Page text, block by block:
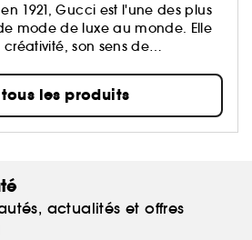
1921, Gucci est l'une des plus
mode de luxe au monde. Elle
son sens de
faire artisanal italien. Gucci
Kering, leader mondial dans
porter et des accessoires, qui
de grandes marques du
vivre.
les produits
actualités et offres